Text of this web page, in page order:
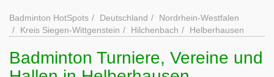
Badminton HotSpots Deutschland
Nordrhein-Westfalen
Kreis Siegen-Wittgenstein
Hilchenbach Helberhausen
Badminton Turniere, Vereine und